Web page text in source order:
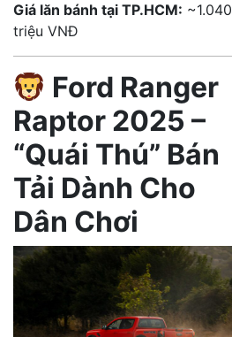
Giá lăn bánh tại TP.HCM: ~1.040
triệu VNĐ
Ford Ranger
Raptor 2025 –
“Quái Thú” Bán
Tải Dành Cho
Dân Chơi